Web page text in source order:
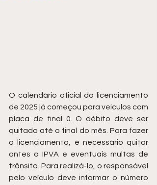
O calendário oficial do licenciamento
de 2025 já começou para veículos com
placa de final 0. O débito deve ser
quitado até o final do mês. Para fazer
o licenciamento, é necessário quitar
antes o IPVA e eventuais multas de
trânsito. Para realizá-lo, o responsável
pelo veículo deve informar o número